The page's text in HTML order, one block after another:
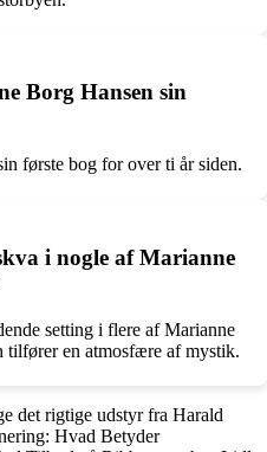
Borg Hansen sin
første bog for over ti år siden.
i nogle af Marianne
setting i flere af Marianne
tilfører en atmosfære af mystik.
det rigtige udstyr fra Harald
Hvad Betyder